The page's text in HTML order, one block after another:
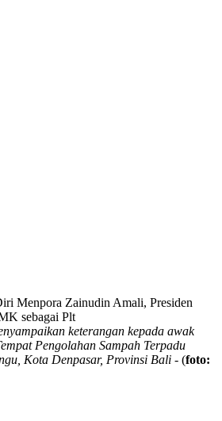
keterangan kepada awak
Pengolahan Sampah Terpadu
Kota Denpasar, Provinsi Bali - (foto: